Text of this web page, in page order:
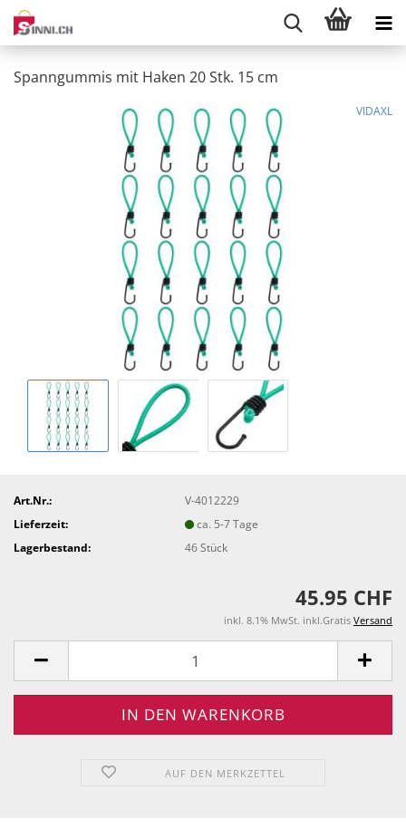
Spanngummis mit Haken 20 Stk. 15 cm
VIDAXL
Art.Nr.:
V-4012229
Lieferzeit:
ca. 5-7 Tage
Lagerbestand:
46Stück
45.95 CHF
inkl. 8.1% MwSt. inkl.Gratis Versand
AUF DEN MERKZETTEL